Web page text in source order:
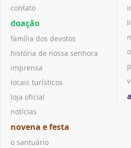
contato
doação
família dos devotos
história de nossa senhora
imprensa
locais turísticos
loja oficial
notícias
novena e festa
o santuário